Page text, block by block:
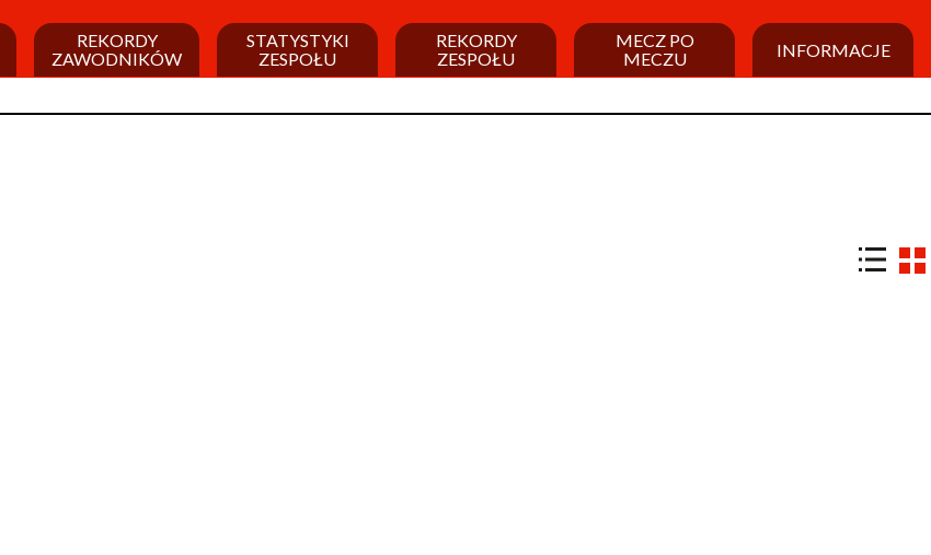
REKORDY
ZAWODNIKÓW
STATYSTYKI
ZESPOŁU
REKORDY
ZESPOŁU
MECZ PO
MECZU
INFORMACJE